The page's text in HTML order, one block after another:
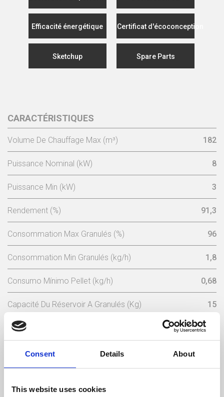
Consent Details About
This website uses cookies
Efficacité énergétique Certificat d'écoconception
Sketchup Spare Parts
CARACTÉRISTIQUES
Volume De Chauffage Max (m³) 182
Puissance Nominal (kW) 8
Puissance Min (kW) 3
Rendement (%) 91,3
Consommation Max Granulés (%) 96
Consommation Min Granulés (kg/h) 1,8
Consumo Mínimo Pellet (kg/h) 0,68
Capacité Du Réservoir A Granulés (Kg) 15
Puissance Électrique Nominale (w) 102 (máx 362)
Tension Nominale (V)